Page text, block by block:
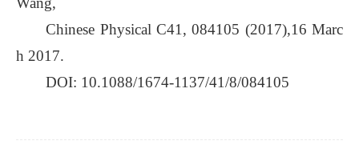
Chinese Physical C41, 084105 (2017),16 Marc
h 2017.
DOI: 10.1088/1674-1137/41/8/084105